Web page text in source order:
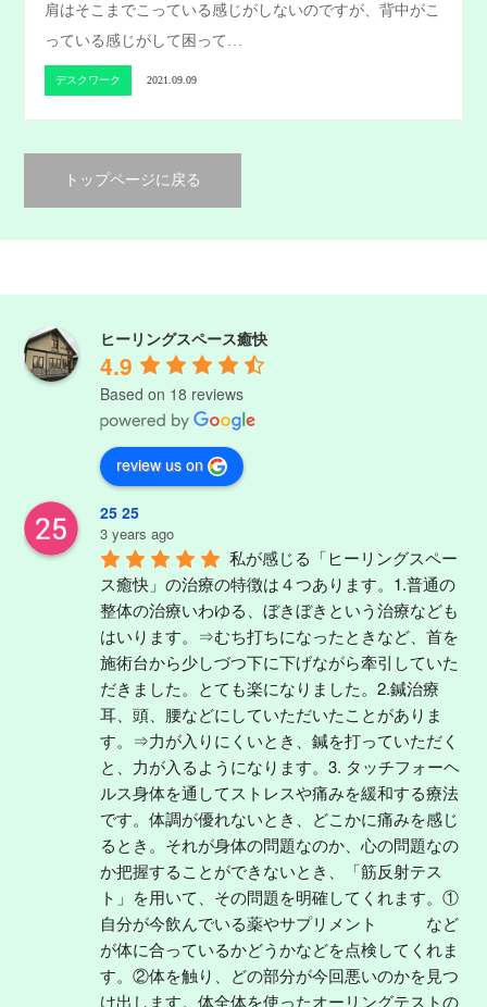
肩はそこまでこっている感じがしないのですが、背中がこ
っている感じがして困って…
デスクワーク 2021.09.09
トップページに戻る
ヒーリングスペース癒快
4.9
Based on 18 reviews
review us on
25 25
3 years ago
私が感じる「ヒーリングスペー
ス癒快」の治療の特徴は４つあります。1.普通の
整体の治療いわゆる、ぼきぼきという治療なども
はいります。⇒むち打ちになったときなど、首を
施術台から少しづつ下に下げながら牽引していた
だきました。とても楽になりました。2.鍼治療
耳、頭、腰などにしていただいたことがありま
す。⇒力が入りにくいとき、鍼を打っていただく
と、力が入るようになります。3. タッチフォーヘ
ルス身体を通してストレスや痛みを緩和する療法
です。体調が優れないとき、どこかに痛みを感じ
るとき。それが身体の問題なのか、心の問題なの
か把握することができないとき、「筋反射テス
ト」を用いて、その問題を明確してくれます。①
自分が今飲んでいる薬やサプリメント　　　など
が体に合っているかどうかなどを点検してくれま
す。②体を触り、どの部分が今回悪いのかを見つ
け出します。体全体を使ったオーリングテストの